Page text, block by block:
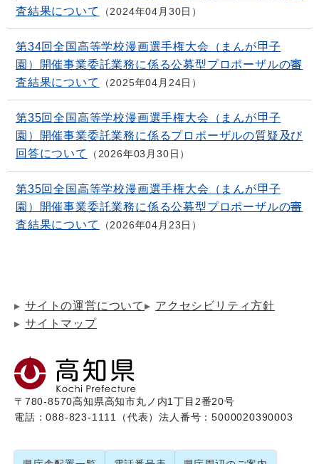
査結果について
2024年04月30日
第34回全国高等学校漫画選手権大会（まんが甲子
園）開催事業委託業務に係る公募型プロポーザルの審
査結果について
2025年04月24日
第35回全国高等学校漫画選手権大会（まんが甲子
園）開催事業委託業務に係るプロポーザルの質疑及び
回答について
2026年03月30日
第35回全国高等学校漫画選手権大会（まんが甲子
園）開催事業委託業務に係る公募型プロポーザルの審
査結果について
2026年04月23日
サイトの運営について
アクセシビリティ方針
サイトマップ
〒780-8570高知県高知市丸ノ内1丁目2番20号
電話：088-823-1111（代表）法人番号：5000020390003